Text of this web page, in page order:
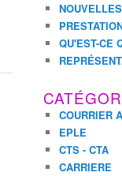
QU'EST-CE
COURRIER
EPLE
CTS - CTA
CARRIERE